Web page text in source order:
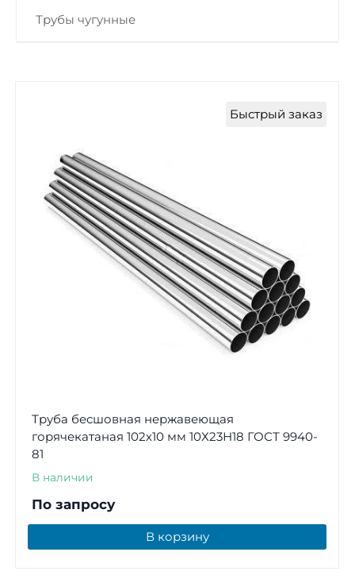
Трубы чугунные
Быстрый заказ
Труба бесшовная нержавеющая
горячекатаная 102х10 мм 10Х23Н18 ГОСТ 9940-
81
В наличии
По запросу
В корзину